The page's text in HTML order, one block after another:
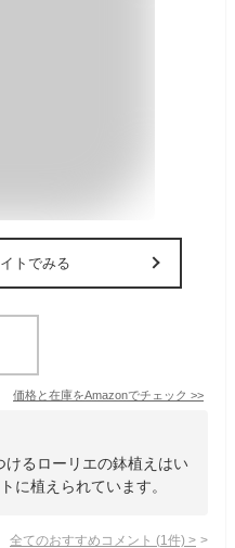
トでみる
価格と在庫をAmazonでチェック >>
けるローリエの鉢植えはい
に植えられています。
全てのおすすめコメント (1 件) >